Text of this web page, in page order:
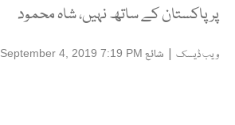
پر پاکستان کے ساتھ نہیں، شاہ محمود
ویب ڈیسک | شائع September 4, 2019 7:19 PM